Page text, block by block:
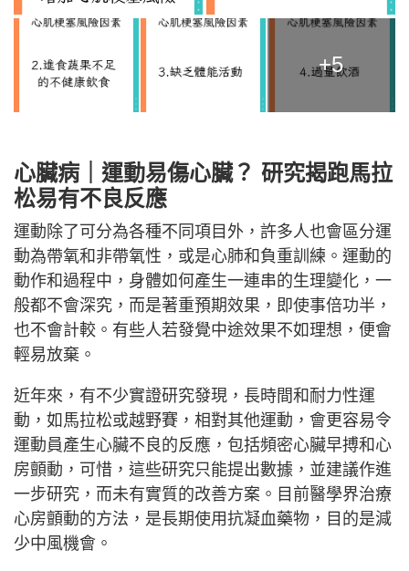
+5
心臟病｜運動易傷心臟？ 研究揭跑馬拉
松易有不良反應
運動除了可分為各種不同項目外，許多人也會區分運
動為帶氧和非帶氧性，或是心肺和負重訓練。運動的
動作和過程中，身體如何產生一連串的生理變化，一
般都不會深究，而是著重預期效果，即使事倍功半，
也不會計較。有些人若發覺中途效果不如理想，便會
輕易放棄。
近年來，有不少實證研究發現，長時間和耐力性運
動，如馬拉松或越野賽，相對其他運動，會更容易令
運動員產生心臟不良的反應，包括頻密心臟早搏和心
房顫動，可惜，這些研究只能提出數據，並建議作進
一步研究，而未有實質的改善方案。目前醫學界治療
心房顫動的方法，是長期使用抗凝血藥物，目的是減
少中風機會。